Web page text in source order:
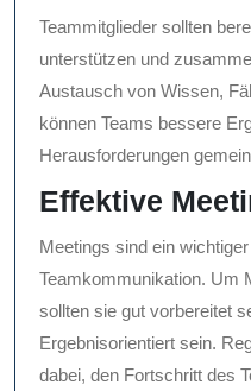
Teammitglieder sollten
unterstützen und
Austausch von Wissen,
können Teams bessere
Herausforderungen
Effektive
Meetings sind ein
Teamkommunikation. Um
sollten sie gut vorbereitet
Ergebnisorientiert sein.
dabei, den Fortschritt des